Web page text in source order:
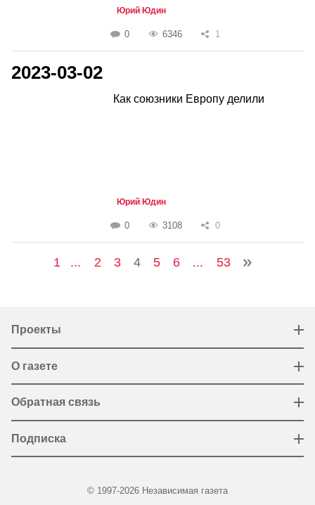
Юрий Юдин
0 6346 1
2023-03-02
Как союзники Европу делили
Юрий Юдин
0 3108 0
1 ... 2 3 4 5 6 ... 53
Проекты
О газете
Обратная связь
Подписка
© 1997-2026 Независимая газета